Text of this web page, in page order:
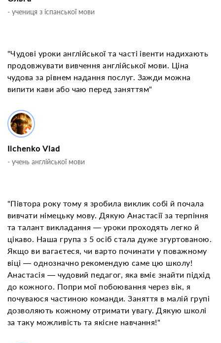
- учениця з іспанської мови
"Чудові уроки англійської та часті івенти надихають
продовжувати вивчення англійської мови. Ціна
чудова за рівнем надання послуг. Зажди можна
випити кави або чаю перед заняттям"
Ilchenko Vlad
- учень англійської мови
"Півтора року тому я зробила виклик собі й почала
вивчати німецьку мову. Дякую Анастасії за терпіння
та талант викладання — уроки проходять легко й
цікаво. Наша група з 5 осіб стала дуже згуртованою.
Якщо ви вагаєтеся, чи варто починати у поважному
віці — однозначно рекомендую саме цю школу!
Анастасія — чудовий педагог, яка вміє знайти підхід
до кожного. Попри мої побоювання через вік, я
почуваюся частиною команди. Заняття в малій групі
дозволяють кожному отримати увагу. Дякую школі
за таку можливість та якісне навчання!"